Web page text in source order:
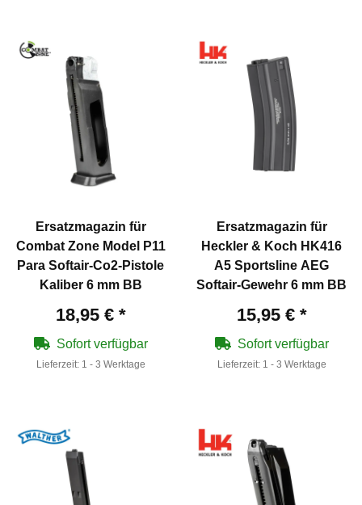
Ersatzmagazin für
Combat Zone Model P11
Para Softair-Co2-Pistole
Kaliber 6 mm BB
18,95 € *
Sofort verfügbar
Lieferzeit: 1 - 3 Werktage
Ersatzmagazin für
Heckler & Koch HK416
A5 Sportsline AEG
Softair-Gewehr 6 mm BB
15,95 € *
Sofort verfügbar
Lieferzeit: 1 - 3 Werktage